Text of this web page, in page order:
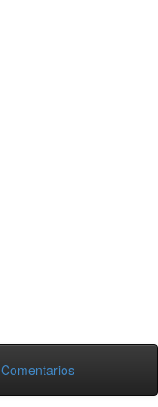
Comentarios